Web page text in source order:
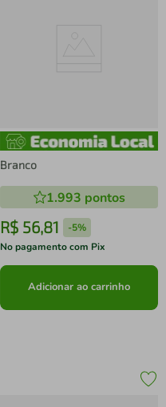
Branco
1.993 pontos
R$ 56,81 -5%
No pagamento com Pix
Adicionar ao carrinho